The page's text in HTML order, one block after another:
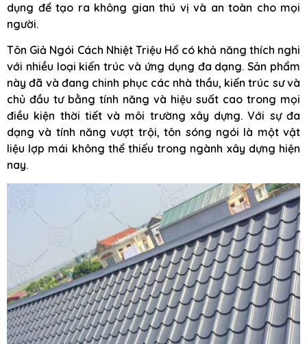
dụng để tạo ra không gian thú vị và an toàn cho mọi
người.
Tôn Giả Ngói Cách Nhiệt Triệu Hổ có khả năng thích nghi
với nhiều loại kiến trúc và ứng dụng đa dạng. Sản phẩm
này đã và đang chinh phục các nhà thầu, kiến trúc sư và
chủ đầu tư bằng tính năng và hiệu suất cao trong mọi
điều kiện thời tiết và môi trường xây dựng. Với sự đa
dạng và tính năng vượt trội, tôn sóng ngói là một vật
liệu lợp mái không thể thiếu trong ngành xây dựng hiện
nay.